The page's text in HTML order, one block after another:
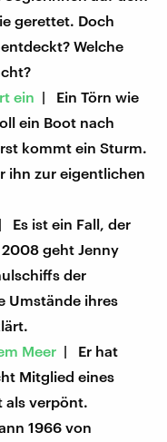
gerettet. Doch
Welche
ein | Ein Törn wie
ein Boot nach
kommt ein Sturm.
ihn zur eigentlichen
| Es ist ein Fall, der
geht Jenny
der
Umstände ihres
Meer | Er hat
Mitglied eines
als verpönt.
1966 von